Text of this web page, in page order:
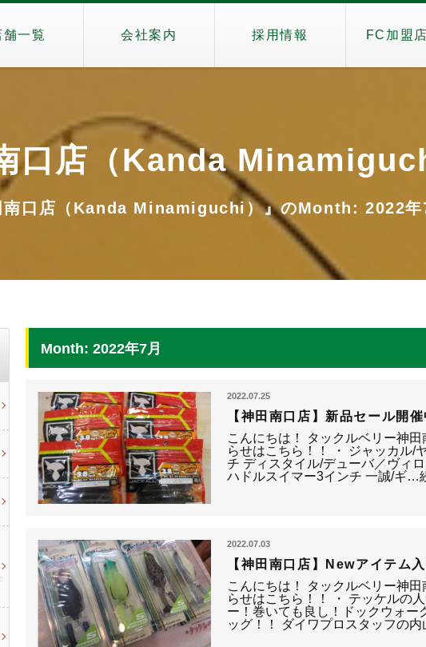
舗一覧 会社案内 採用情報 FC加盟
口店（Kanda
南口店（Kanda Minamiguchi）』のMonth: 2022年
Month: 2022年7月
2022.07.25
【神田南口店】新品セール開
こんにちは！ タックルベリー神
らせはこちら！！ ・ ジャッカル/
チ ディスタイル/デューバ／ヴィ
ハドルスイマー3インチ 一誠/ギ…
2022.07.03
【神田南口店】Newアイテム
こんにちは！ タックルベリー神
らせはこちら！！ ・ テッケルの
ー！巻いても良し！ドックウォー
ッグ！！ ダイワプロスタッフの